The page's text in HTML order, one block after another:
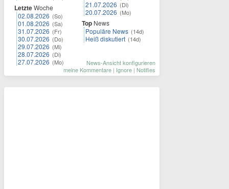
LetzteWoche
02.08.2026 (So)
01.08.2026 (Sa)
31.07.2026 (Fr)
30.07.2026 (Do)
29.07.2026 (Mi)
28.07.2026 (Di)
27.07.2026 (Mo)
21.07.2026 (Di)
20.07.2026 (Mo)
Top News
Populäre News (14d)
Heiß diskutiert (14d)
News-Ansicht konfigurieren
meine Kommentare | Ignore | Notifies